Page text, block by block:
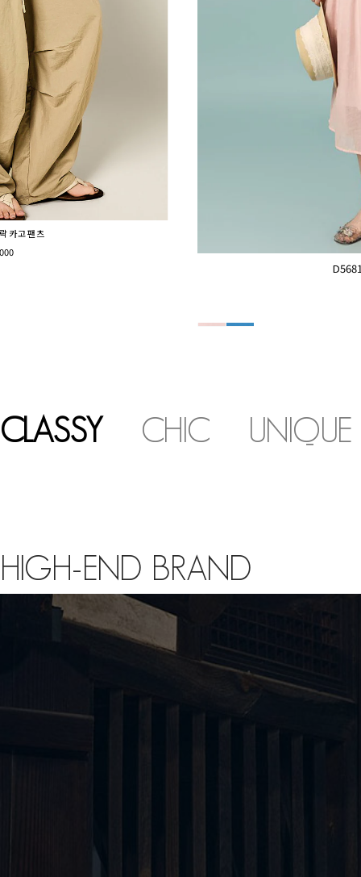
카고 팬츠
CLASSY CHIC UNIQUE
HIGH-END BRAND